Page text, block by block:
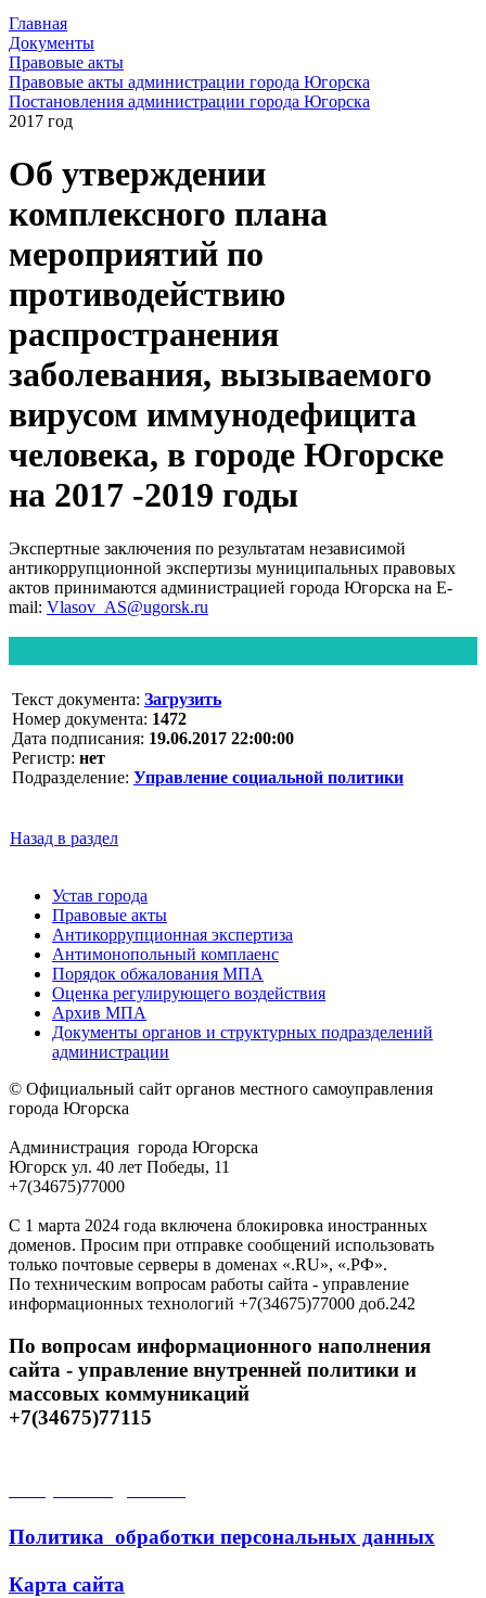
Главная
Документы
Правовые акты
Правовые акты администрации города Югорска
Постановления администрации города Югорска
2017 год
Об утверждении
комплексного плана
мероприятий по
противодействию
распространения
заболевания, вызываемого
вирусом иммунодефицита
человека, в городе Югорске
на 2017 -2019 годы
Экспертные заключения по результатам независимой
антикоррупционной экспертизы муниципальных правовых
актов принимаются администрацией города Югорска на E-
mail: Vlasov_AS@ugorsk.ru
Текст документа: Загрузить
Номер документа: 1472
Дата подписания: 19.06.2017 22:00:00
Регистр: нет
Подразделение: Управление социальной политики
Назад в раздел
Устав города
Правовые акты
Антикоррупционная экспертиза
Антимонопольный комплаенс
Порядок обжалования МПА
Оценка регулирующего воздействия
Архив МПА
Документы органов и структурных подразделений
администрации
© Официальный сайт органов местного самоуправления
города Югорска
Администрация города Югорска
Югорск ул. 40 лет Победы, 11
+7(34675)77000
С 1 марта 2024 года включена блокировка иностранных
доменов. Просим при отправке сообщений использовать
только почтовые серверы в доменах «.RU», «.РФ».
По техническим вопросам работы сайта - управление
информационных технологий +7(34675)77000 доб.242
По вопросам информационного наполнения
сайта - управление внутренней политики и
массовых коммуникаций
+7(34675)77115
Политика обработки персональных данных
Карта сайта